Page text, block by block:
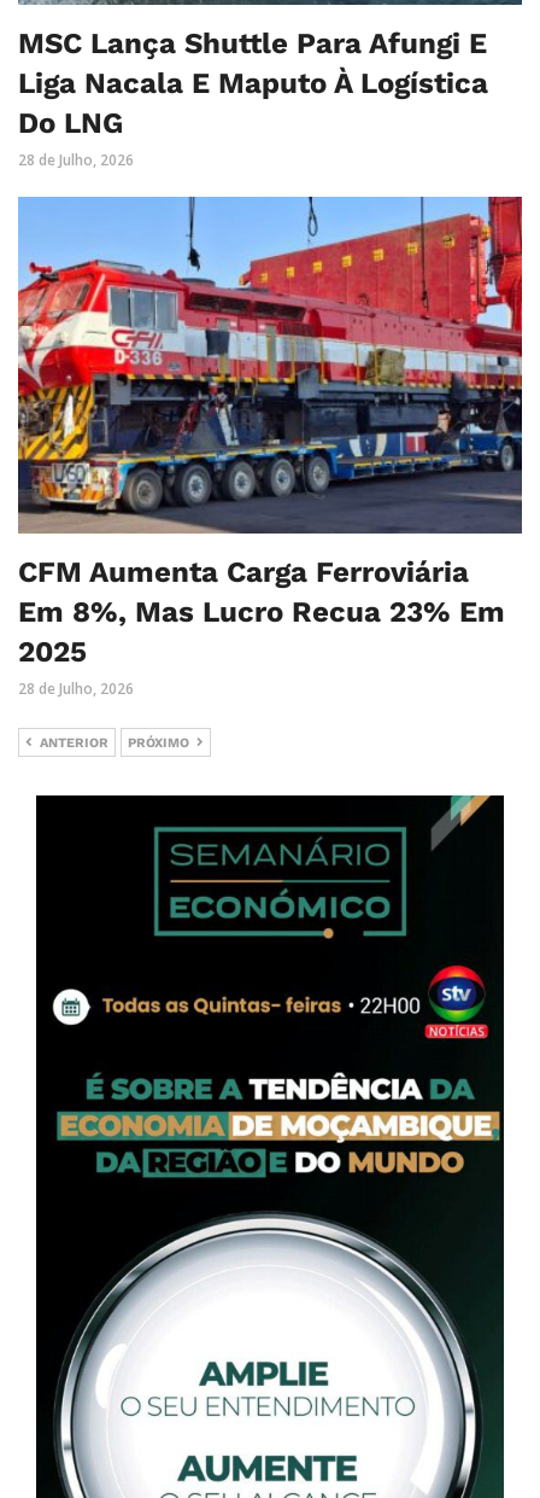
MSC Lança Shuttle Para Afungi E
Liga Nacala E Maputo À Logística
Do LNG
28 de Julho, 2026
CFM Aumenta Carga Ferroviária
Em 8%, Mas Lucro Recua 23% Em
2025
28 de Julho, 2026
ANTERIOR PRÓXIMO